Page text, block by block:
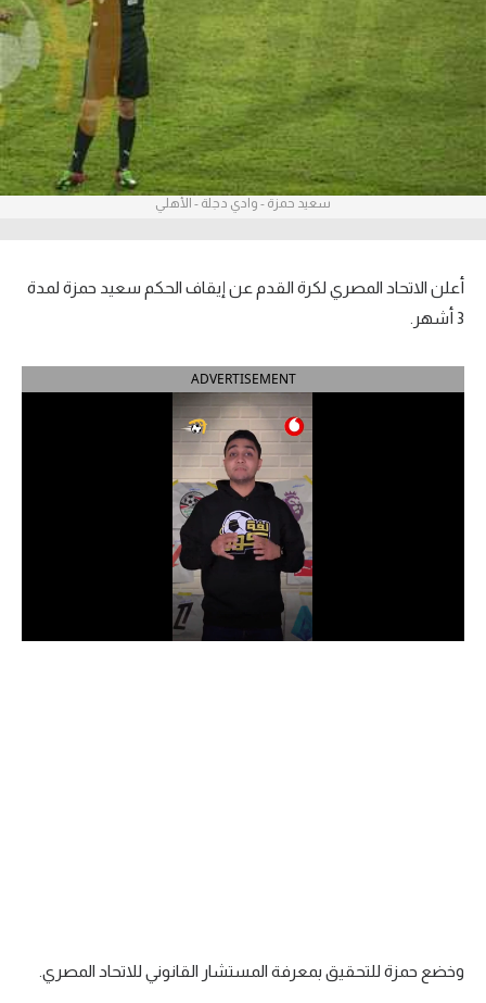
آراء حرة
ركن الألعاب
بطولات
أمريكا 2026
الدوري الإنجليزي الممتاز
الدوري الإسباني
الدوري السعودي للمحترفين
سعيد حمزة - وادي دجلة - الأهلي
أعلن الاتحاد المصري لكرة القدم عن إيقاف الحكم سعيد حمزة لمدة
3 أشهر.
ADVERTISEMENT
وخضع حمزة للتحقيق بمعرفة المستشار القانوني للاتحاد المصري.